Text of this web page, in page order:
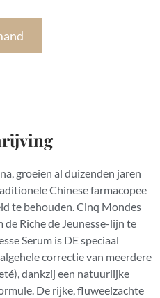
groeien al duizenden jaren
Chinese farmacopee
te behouden. Cinq Mondes
Riche de Jeunesse-lijn te
Serum is DE speciaal
correctie van meerdere
dankzij een natuurlijke
De rijke, fluweelzachte